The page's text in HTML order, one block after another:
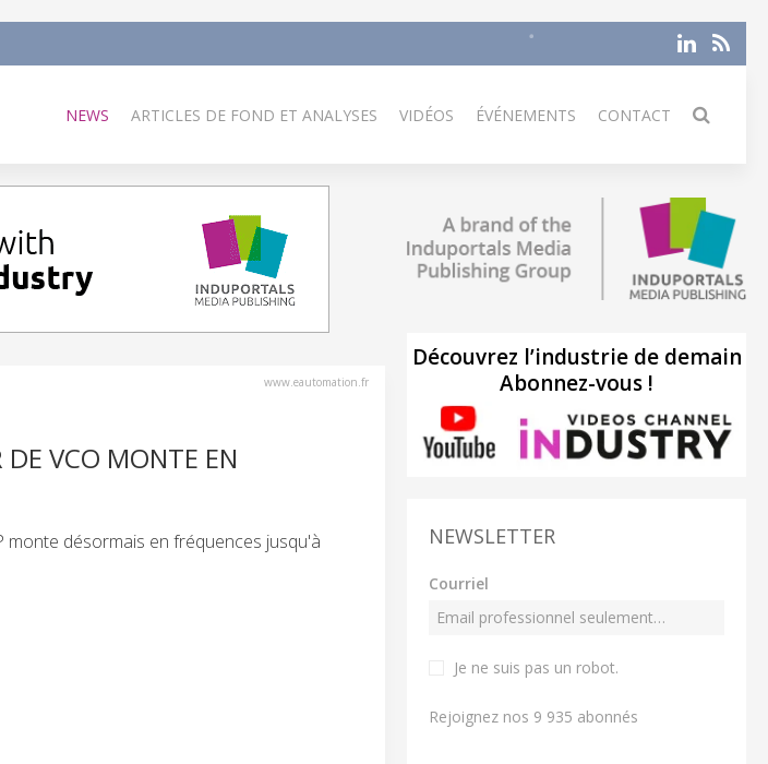
NEWS ARTICLES DE FOND ET ANALYSES VIDÉOS ÉVÉNEMENTS CONTACT
www.eautomation.fr
DE VCO MONTE EN
monte désormais en fréquences jusqu'à
Découvrez l’industrie de demain
Abonnez-vous !
NEWSLETTER
Courriel
Je ne suis pas un robot.
Rejoignez nos 9 935 abonnés